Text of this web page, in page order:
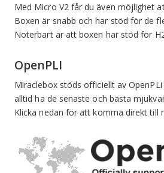
Med Micro V2 får du även möjlighet
Boxen är snabb och har stöd för de
Noterbart är att boxen har stöd för
OpenPLI
Miraclebox stöds officiellt av
alltid ha de senaste och bästa
Klicka nedan för att komma direkt till